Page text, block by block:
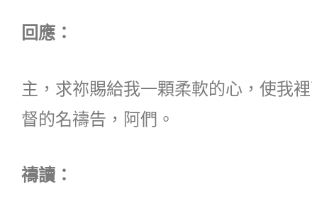
回應：
主，求祢賜給我一顆柔軟的心，使我
督的名禱告，阿們。
禱讀：